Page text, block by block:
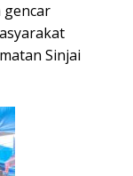
gencar
Sinjai